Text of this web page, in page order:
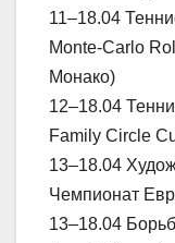
11–18.04
Monte-Carlo
Монако)
12–18.04
Family Circle
13–18.04
Чемпионат
13–18.04